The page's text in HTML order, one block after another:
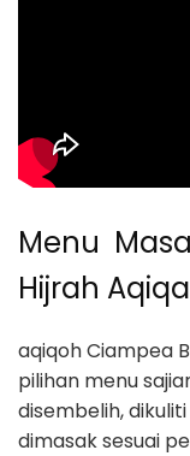
Menu
Hijrah
aqiqoh Ciampea
pilihan menu
disembelih,
dimasak sesuai